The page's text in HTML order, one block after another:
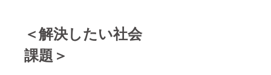
＜解決したい社会
課題＞